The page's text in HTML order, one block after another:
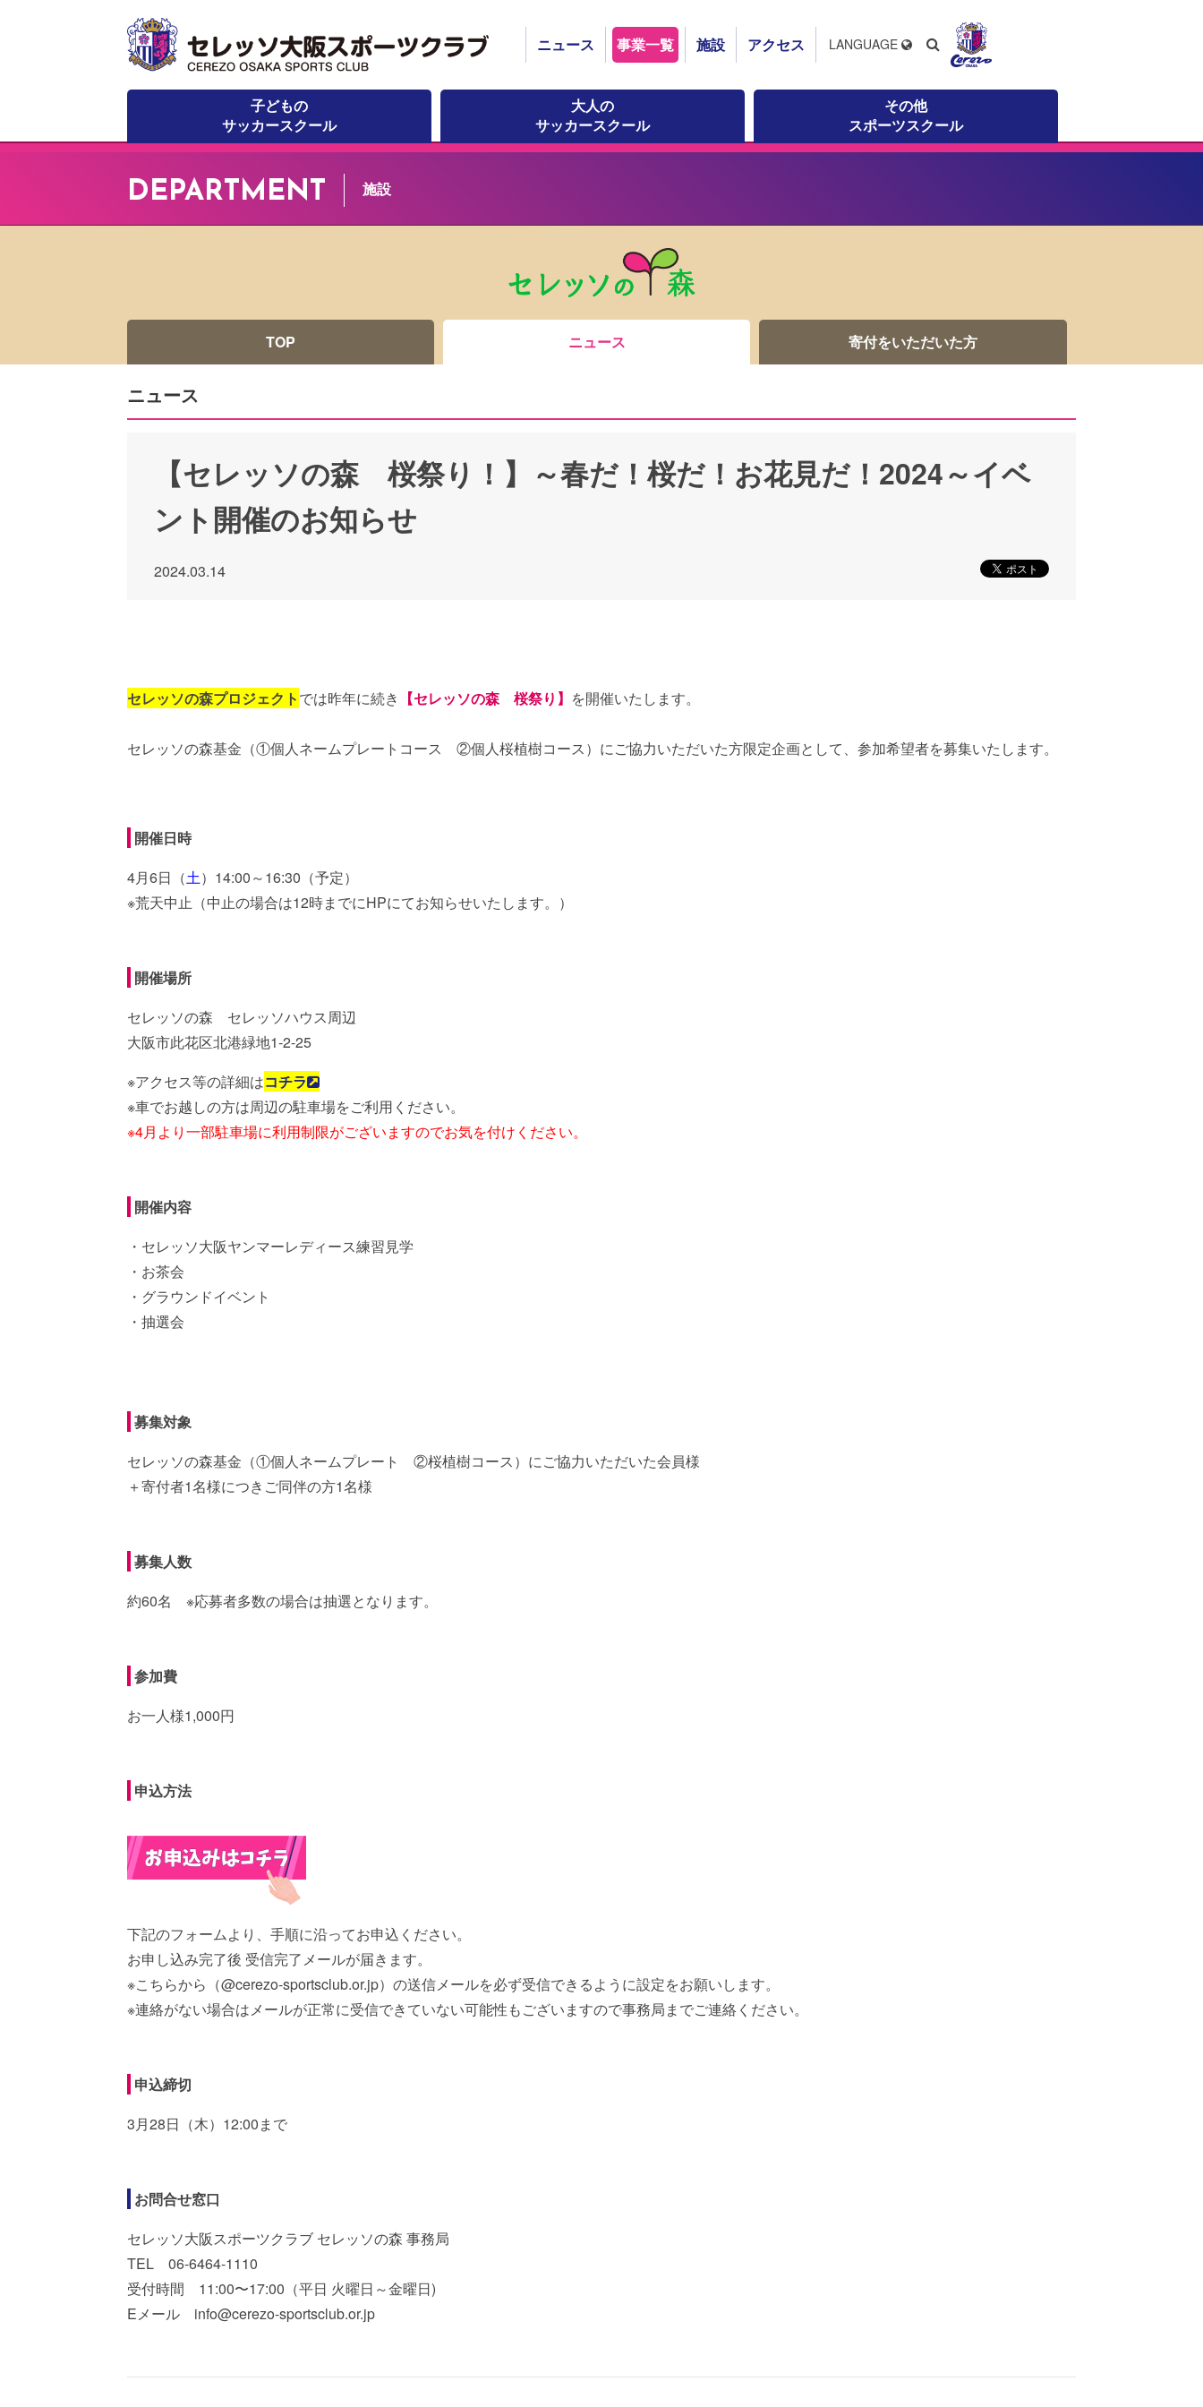
ニュース 事業一覧 施設 アクセス
子どもの
サッカースクール
大人の
サッカースクール
その他
スポーツスクール
LANGUAGE
DEPARTMENT 施設
TOP ニュース 寄付をいただいた方
ニュース
【セレッソの森 桜祭り！】～春だ！桜だ！お花見だ！2024～イベ
ント開催のお知らせ
2024.03.14
セレッソの森プロジェクトでは昨年に続き 【セレッソの森 桜祭り】 を開催いたします。
セレッソの森基金（①個人ネームプレートコース ②個人桜植樹コース）にご協力いただいた方限定企画として、参加希望者を募集いたします。
開催日時
4月6日（土）14:00～16:30（予定）
※荒天中止（中止の場合は12時までにHPにてお知らせいたします。）
開催場所
セレッソの森 セレッソハウス周辺
大阪市此花区北港緑地1-2-25
※アクセス等の詳細はコチラ
※車でお越しの方は周辺の駐車場をご利用ください。
※4月より一部駐車場に利用制限がございますのでお気を付けください。
開催内容
・セレッソ大阪ヤンマーレディース練習見学
・お茶会
・グラウンドイベント
・抽選会
募集対象
セレッソの森基金（①個人ネームプレート ②桜植樹コース）にご協力いただいた会員様
＋寄付者1名様につきご同伴の方1名様
募集人数
約60名 ※応募者多数の場合は抽選となります。
参加費
お一人様1,000円
申込方法
下記のフォームより、手順に沿ってお申込ください。
お申し込み完了後 受信完了メールが届きます。
※こちらから（@cerezo-sportsclub.or.jp）の送信メールを必ず受信できるように設定をお願いします。
※連絡がない場合はメールが正常に受信できていない可能性もございますので事務局までご連絡ください。
申込締切
3月28日（木）12:00まで
お問合せ窓口
セレッソ大阪スポーツクラブ セレッソの森 事務局
TEL 06-6464-1110
受付時間 11:00〜17:00（平日 火曜日～金曜日)
Eメール info@cerezo-sportsclub.or.jp